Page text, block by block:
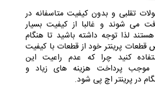
تقلبی و بدون کیفیت متاسفانه در
می شوند و غالبا از کیفیت بسیار
هستند لذا توجه داشته باشید تا هنگام
قطعات پرینتر خود از قطعات با کیفیت
کنید چرا که عدم راعیت این
موجب پرداخت هزینه های زیاد و
در پرینتر اچ پی شود.